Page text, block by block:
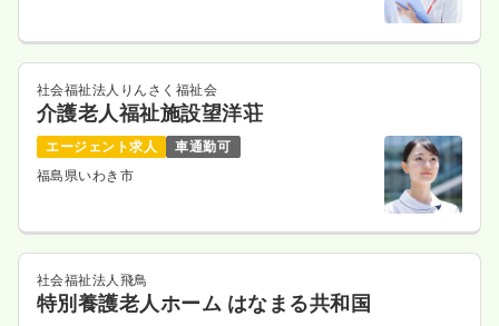
社会福祉法人りんさく福祉会
介護老人福祉施設望洋荘
エージェント求人
車通勤可
福島県いわき市
社会福祉法人飛鳥
特別養護老人ホーム はなまる共和国